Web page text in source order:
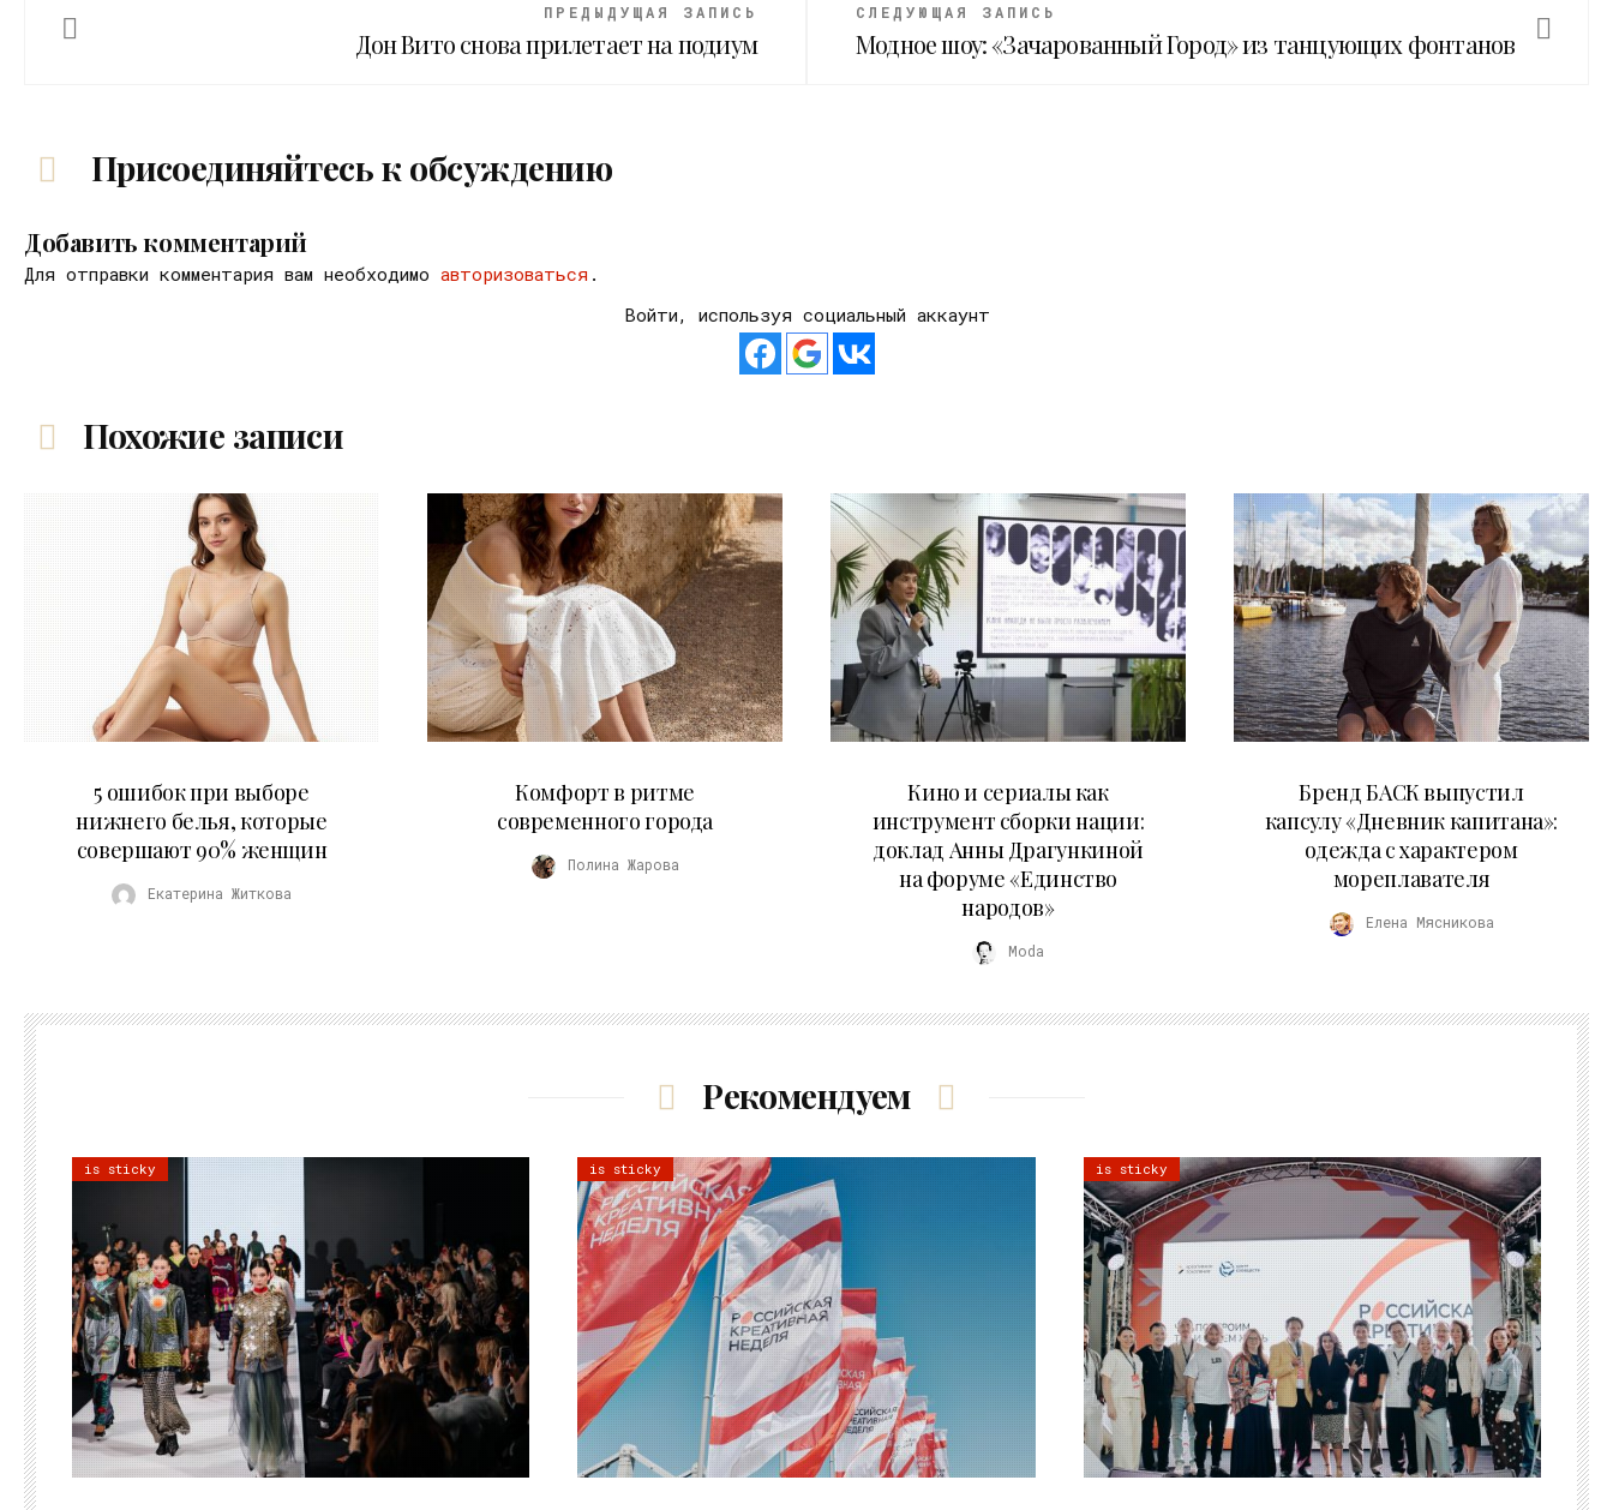
ПРЕДЫДУЩАЯ ЗАПИСЬ
Дон Вито снова прилетает на подиум
СЛЕДУЮЩАЯ ЗАПИСЬ
Модное шоу: «Зачарованный Город» из танцующих фонтанов
Присоединяйтесь к обсуждению
Добавить комментарий
Для отправки комментария вам необходимо авторизоваться .
Войти, используя социальный аккаунт
Похожие записи
5 ошибок при выборе
нижнего белья, которые
совершают 90% женщин
Екатерина Житкова
Комфорт в ритме
современного города
Полина Жарова
Кино и сериалы как
инструмент сборки нации:
доклад Анны Драгункиной
на форуме «Единство
народов»
Moda
Бренд БАСК выпустил
капсулу «Дневник капитана»:
одежда с характером
мореплавателя
Елена Мясникова
Рекомендуем
is sticky is sticky is sticky